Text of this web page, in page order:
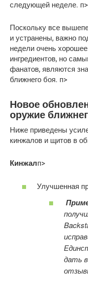
следующей неделе. п>
Поскольку все
и устранены, важно
недели очень
ингредиентов, но
фанатов, являются
ближнего боя. п>
Новое
оружие
Ниже приведены
кинжалов и щитов в
Кинжалп>
Улучшенная
дать